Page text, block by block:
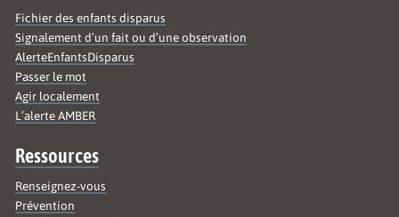
Fichier des enfants disparus
Signalement d’un fait ou d’une observation
AlerteEnfantsDisparus
Passer le mot
Agir localement
L’alerte AMBER
Ressources
Renseignez-vous
Prévention